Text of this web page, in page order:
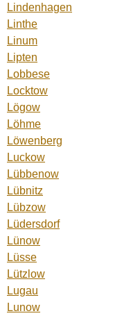
Lindenhagen
Linthe
Linum
Lipten
Lobbese
Locktow
Lögow
Löhme
Löwenberg
Luckow
Lübbenow
Lübnitz
Lübzow
Lüdersdorf
Lünow
Lüsse
Lützlow
Lugau
Lunow